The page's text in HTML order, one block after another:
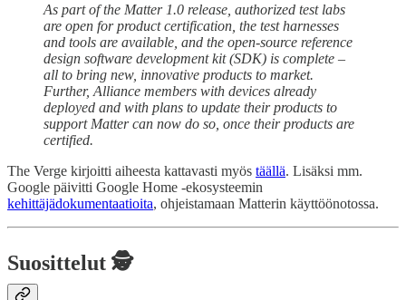
As part of the Matter 1.0 release, authorized test labs
are open for product certification, the test harnesses
and tools are available, and the open-source reference
design software development kit (SDK) is complete –
all to bring new, innovative products to market.
Further, Alliance members with devices already
deployed and with plans to update their products to
support Matter can now do so, once their products are
certified.
The Verge kirjoitti aiheesta kattavasti myös täällä. Lisäksi mm.
Google päivitti Google Home -ekosysteemin
kehittäjädokumentaatioita, ohjeistamaan Matterin käyttöönotossa.
Suosittelut 🕵️